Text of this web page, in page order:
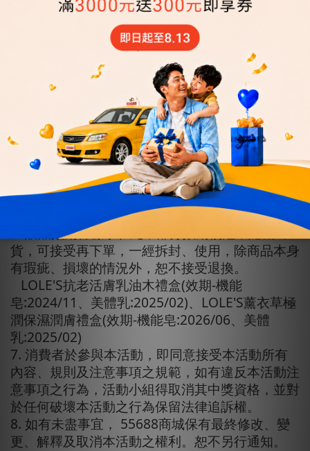
1. 限首次購買指定訂閱商品，單筆訂單無論購買
幾組訂閱商品，一律贈送身體潤膚乳禮盒乙份
2. 此活動期間之前購買過訂閱商品(包含取消訂
閱)，不符合首次訂閱資格，經查詢不符合首購資
格，不予發送贈品。
3. 活動贈送之各項贈品將於活動期間，確認下單
已付款完成就會寄出贈品。
4. 實體商品宅配寄送，請填寫收件地址。
5. 獎項詳細內容與規格以實物為準，主辦單位不
負贈品之任何維護或保固責任。
6. 贈品效期皆標示在此，部分效期較短，隨機出
貨，可接受再下單，一經拆封、使用，除商品本身
有瑕疵、損壞的情況外，恕不接受退換。
LOLE'S抗老活膚乳油木禮盒(效期-機能
皂:2024/11、美體乳:2025/02)、LOLE'S薰衣草極
潤保濕潤膚禮盒(效期-機能皂:2026/06、美體
乳:2025/02)
7. 消費者於參與本活動，即同意接受本活動所有
內容、規則及注意事項之規範，如有違反本活動注
意事項之行為，活動小組得取消其中獎資格，並對
於任何破壞本活動之行為保留法律追訴權。
8. 如有未盡事宜， 55688商城保有最終修改、變
更、解釋及取消本活動之權利。恕不另行通知。